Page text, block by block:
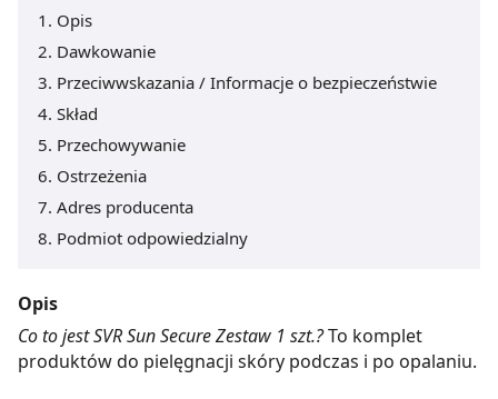
Opis
Dawkowanie
Przeciwwskazania / Informacje o bezpieczeństwie
Skład
Przechowywanie
Ostrzeżenia
Adres producenta
Podmiot odpowiedzialny
Opis
Co to jest SVR Sun Secure Zestaw 1 szt.?To komplet
produktów do pielęgnacji skóry podczas i po opalaniu.